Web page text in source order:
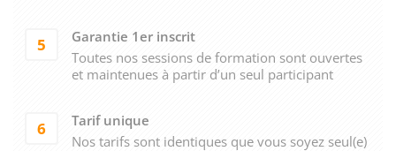
5
Garantie 1er inscrit
Toutes nos sessions de formation sont ouvertes
et maintenues à partir d’un seul participant
6
Tarif unique
Nos tarifs sont identiques que vous soyez seul(e)